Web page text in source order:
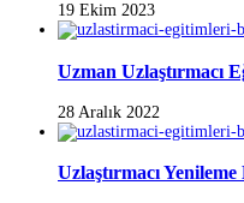
19 Ekim 2023
Uzman Uzlaştırmacı
28 Aralık 2022
Uzlaştırmacı